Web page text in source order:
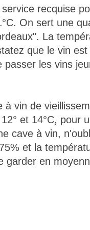
recquise
On sert une
La
que le vin
passer les vins
à vin de
et 14°C, pour
cave à vin,
et la
garder en